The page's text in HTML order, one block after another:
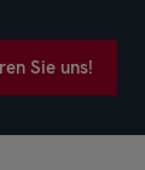
Sie uns!